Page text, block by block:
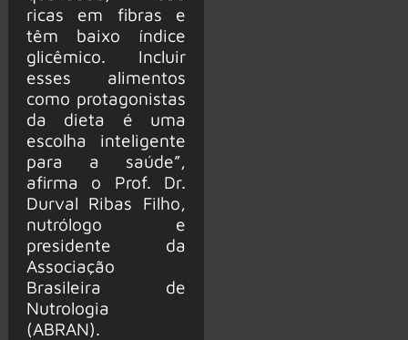
ricas em fibras e
têm baixo índice
glicêmico. Incluir
esses alimentos
como protagonistas
da dieta é uma
escolha inteligente
para a saúde”,
afirma o Prof. Dr.
Durval Ribas Filho,
nutrólogo e
presidente da
Associação
Brasileira de
Nutrologia
(ABRAN).